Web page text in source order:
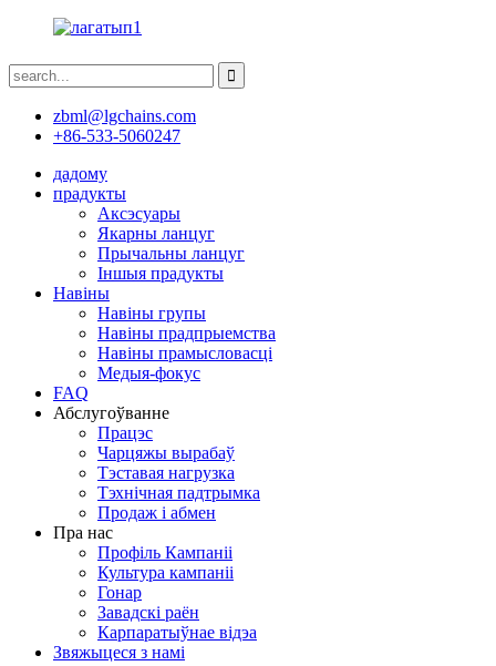
zbml@lgchains.com
+86-533-5060247
дадому
прадукты
Аксэсуары
Якарны ланцуг
Прычальны ланцуг
Іншыя прадукты
Навіны
Навіны групы
Навіны прадпрыемства
Навіны прамысловасці
Медыя-фокус
FAQ
Абслугоўванне
Працэс
Чарцяжы вырабаў
Тэставая нагрузка
Тэхнічная падтрымка
Продаж і абмен
Пра нас
Профіль Кампаніі
Культура кампаніі
Гонар
Завадскі раён
Карпаратыўнае відэа
Звяжыцеся з намі